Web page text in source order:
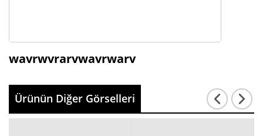
wavrwvrarvwavrwarv
Ürünün Diğer Görselleri